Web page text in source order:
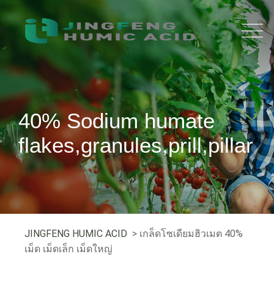
40% Sodium humate
flakes,granules,prill,pillar
JINGFENG HUMIC ACID > เกล็ดโซเดียมฮิวเมต 40%
เม็ด เม็ดเล็ก เม็ดใหญ่